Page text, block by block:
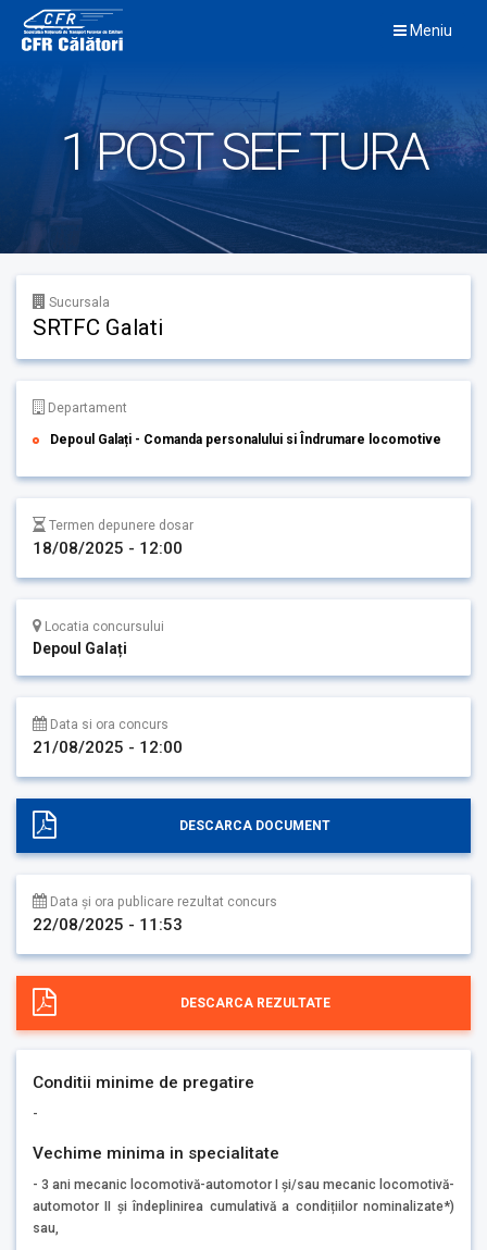
content
Meniu
1 POST SEF TURA
Sucursala
SRTFC Galati
Departament
Depoul Galați - Comanda personalului si Îndrumare locomotive
Termen depunere dosar
18/08/2025 - 12:00
Locatia concursului
Depoul Galați
Data si ora concurs
21/08/2025 - 12:00
DESCARCA DOCUMENT
Data și ora publicare rezultat concurs
22/08/2025 - 11:53
DESCARCA REZULTATE
Conditii minime de pregatire
-
Vechime minima in specialitate
- 3 ani mecanic locomotivă-automotor I și/sau mecanic locomotivă-
automotor II și îndeplinirea cumulativă a condițiilor nominalizate*)
sau,